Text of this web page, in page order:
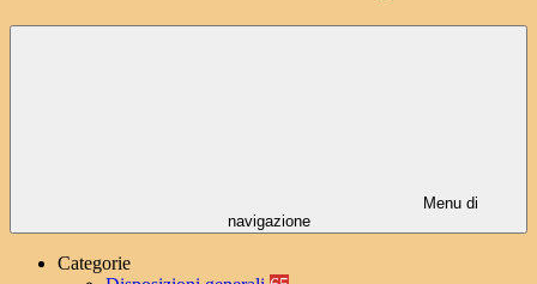
Menu di
navigazione
Categorie